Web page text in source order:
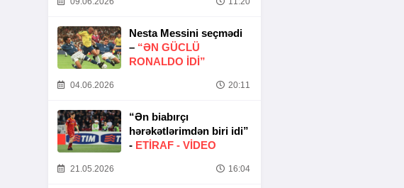
Nesta Messini seçmədi
– “ƏN GÜCLÜ
RONALDO IDI”
04.06.2026 20:11
“Ən biabırçı
hərəkətlərimdən biri idi”
- ETIRAF - VİDEO
21.05.2026 16:04